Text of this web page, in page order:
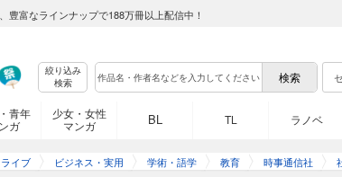
豊富なラインナップで188万冊以上配信中！
絞り込み
検索
青年
ガ
少女・女性
マンガ
BL TL ラノベ
イブ ビジネス・実用 学術・語学 教育 時事通信社